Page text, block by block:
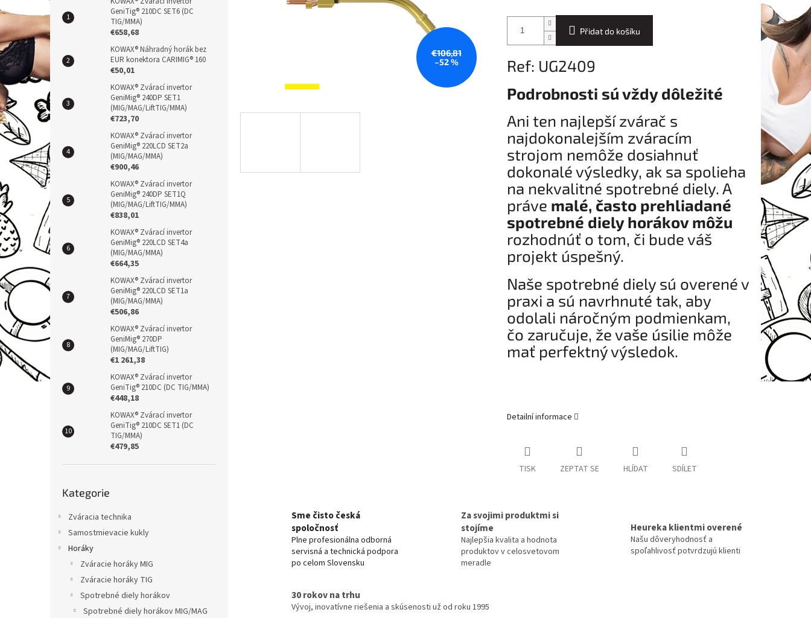
n
e
l
GeniTig® 210DC SET6 (DC
TIG/MMA)
€658,68
KOWAX® Náhradný horák bez
EUR konektora CARIMIG® 160
€50,01
KOWAX® Zvárací invertor
GeniMig® 240DP SET1
(MIG/MAG/LiftTIG/MMA)
€723,70
KOWAX® Zvárací invertor
GeniMig® 220LCD SET2a
(MIG/MAG/MMA)
€900,46
KOWAX® Zvárací invertor
GeniMig® 240DP SET1Q
(MIG/MAG/LiftTIG/MMA)
€838,01
KOWAX® Zvárací invertor
GeniMig® 220LCD SET4a
(MIG/MAG/MMA)
€664,35
KOWAX® Zvárací invertor
GeniMig® 220LCD SET1a
(MIG/MAG/MMA)
€506,86
KOWAX® Zvárací invertor
GeniMig® 270DP
(MIG/MAG/LiftTIG)
€1 261,38
KOWAX® Zvárací invertor
GeniTig® 210DC (DC TIG/MMA)
€448,18
KOWAX® Zvárací invertor
GeniTig® 210DC SET1 (DC
TIG/MMA)
€479,85
kategorie
Kategorie
Zváracia technika
Samostmievacie kukly
Horáky
Zváracie horáky MIG
Zváracie horáky TIG
Spotrebné diely horákov
Spotrebné diely horákov MIG/MAG
€106,81
–52 %
Přidat do košíku
Ref: UG2409
Podrobnosti sú vždy dôležité
Ani ten najlepší zvárač s
najdokonalejším zváracím
strojom nemôže dosiahnuť
dokonalé výsledky, ak sa spolieha
na nekvalitné spotrebné diely. A
práve malé, často prehliadané
spotrebné diely horákov môžu
rozhodnúť o tom, či bude váš
projekt úspešný.
Naše spotrebné diely sú overené v
praxi a sú navrhnuté tak, aby
odolali náročným podmienkam,
čo zaručuje, že vaše úsilie môže
mať perfektný výsledok.
Detailní informace
TISK ZEPTAT SE HLÍDAT SDÍLET
Sme čisto česká
spoločnosť
Plne profesionálna odborná
servisná a technická podpora
po celom Slovensku
Za svojimi produktmi si
stojíme
Najlepšia kvalita a hodnota
produktov v celosvetovom
meradle
Heureka klientmi overené
Našu dôveryhodnosť a
spoľahlivosť potvrdzujú klienti
30 rokov na trhu
Vývoj, inovatívne riešenia a skúsenosti už od roku 1995